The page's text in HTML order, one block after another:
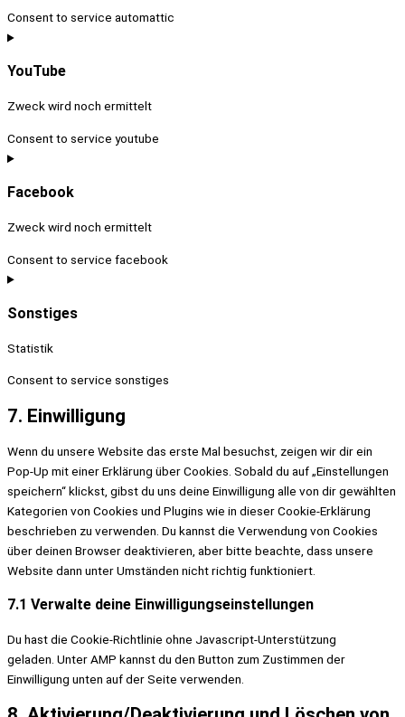
Consent to service automattic
YouTube
Zweck wird noch ermittelt
Consent to service youtube
Facebook
Zweck wird noch ermittelt
Consent to service facebook
Sonstiges
Statistik
Consent to service sonstiges
7. Einwilligung
Wenn du unsere Website das erste Mal besuchst, zeigen wir dir ein
Pop-Up mit einer Erklärung über Cookies. Sobald du auf „Einstellungen
speichern“ klickst, gibst du uns deine Einwilligung alle von dir gewählten
Kategorien von Cookies und Plugins wie in dieser Cookie-Erklärung
beschrieben zu verwenden. Du kannst die Verwendung von Cookies
über deinen Browser deaktivieren, aber bitte beachte, dass unsere
Website dann unter Umständen nicht richtig funktioniert.
7.1 Verwalte deine Einwilligungseinstellungen
Du hast die Cookie-Richtlinie ohne Javascript-Unterstützung
geladen. Unter AMP kannst du den Button zum Zustimmen der
Einwilligung unten auf der Seite verwenden.